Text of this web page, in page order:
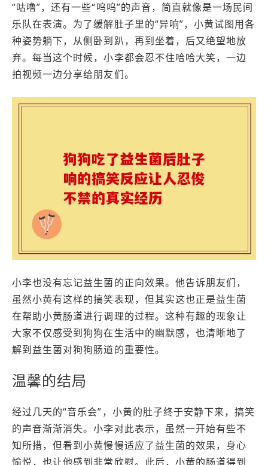
“咕噜”，还有一些“呜呜”的声音，简直就像是一场民间
乐队在表演。为了缓解肚子里的“异响”，小黄试图用各
种姿势躺下，从侧卧到趴，再到坐着，后又绝望地放
弃。每当这个时候，小李都会忍不住哈哈大笑，一边
拍视频一边分享给朋友们。
小李也没有忘记益生菌的正向效果。他告诉朋友们，
虽然小黄有这样的搞笑表现，但其实这也正是益生菌
在帮助小黄肠道进行调理的过程。这种有趣的现象让
大家不仅感受到狗狗在生活中的幽默感，也清晰地了
解到益生菌对狗狗肠道的重要性。
温馨的结局
经过几天的“音乐会”，小黄的肚子终于安静下来，搞笑
的声音渐渐消失。小李对此表示，虽然一开始有些不
知所措，但看到小黄慢慢适应了益生菌的效果，身心
愉悦，也让他感到非常欣慰。此后，小黄的肠道得到